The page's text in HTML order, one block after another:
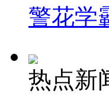
警花学
热点新